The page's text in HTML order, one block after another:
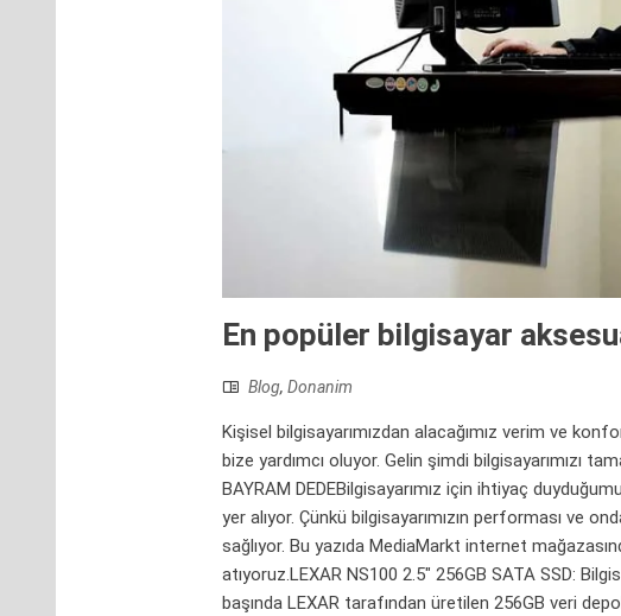
En popüler bilgisayar
Blog, Donanim
Kişisel bilgisayarımızdan alacağımız verim ve
bize yardımcı oluyor. Gelin şimdi bilgisayarımızı
BAYRAM DEDEBilgisayarımız için ihtiyaç
yer alıyor. Çünkü bilgisayarımızın performası ve
sağlıyor. Bu yazıda MediaMarkt internet
atıyoruz.LEXAR NS100 2.5" 256GB SATA SSD:
başında LEXAR tarafından üretilen 256GB veri